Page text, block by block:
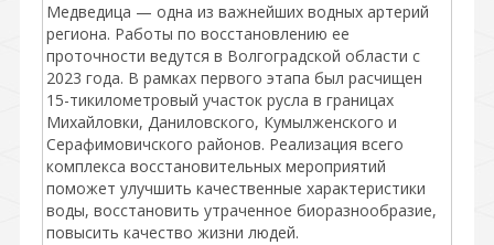
Медведица — одна из важнейших водных артерий
региона. Работы по восстановлению ее
проточности ведутся в Волгоградской области с
2023 года. В рамках первого этапа был расчищен
15-тикилометровый участок русла в границах
Михайловки, Даниловского, Кумылженского и
Серафимовичского районов. Реализация всего
комплекса восстановительных мероприятий
поможет улучшить качественные характеристики
воды, восстановить утраченное биоразнообразие,
повысить качество жизни людей.